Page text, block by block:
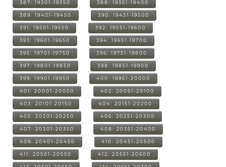
387: 19301-19350 388: 19351-19400
389: 19401-19450 390: 19451-19500
391: 19501-19550 392: 19551-19600
393: 19601-19650 394: 19651-19700
395: 19701-19750 396: 19751-19800
397: 19801-19850 398: 19851-19900
399: 19901-19950 400: 19951-20000
401: 20001-20050 402: 20051-20100
403: 20101-20150 404: 20151-20200
405: 20201-20250 406: 20251-20300
407: 20301-20350 408: 20351-20400
409: 20401-20450 410: 20451-20500
411: 20501-20550 412: 20551-20600